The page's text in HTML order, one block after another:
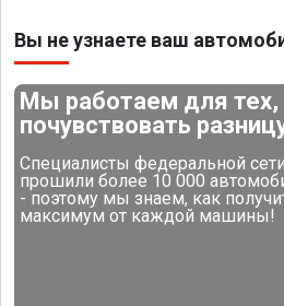
Вы не узнаете ваш
Мы работаем для
почувствовать
Специалисты федеральной
прошили более 10 000
- поэтому мы знаем, как
максимум от каждой машины!